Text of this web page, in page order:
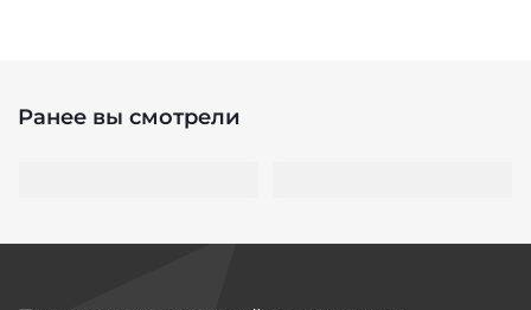
Ранее вы смотрели